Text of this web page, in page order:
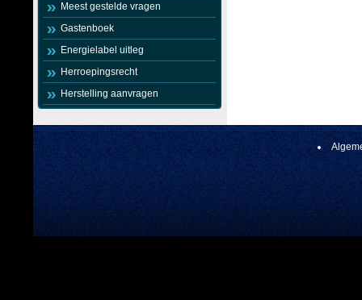
Meest gestelde vragen
Gastenboek
Energielabel uitleg
Herroepingsrecht
Herstelling aanvragen